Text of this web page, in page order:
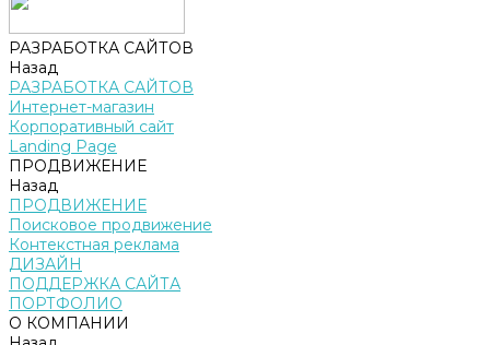
РАЗРАБОТКА САЙТОВ
Назад
РАЗРАБОТКА САЙТОВ
Интернет-магазин
Корпоративный сайт
Landing Page
ПРОДВИЖЕНИЕ
Назад
ПРОДВИЖЕНИЕ
Поисковое продвижение
Контекстная реклама
ДИЗАЙН
ПОДДЕРЖКА САЙТА
ПОРТФОЛИО
О КОМПАНИИ